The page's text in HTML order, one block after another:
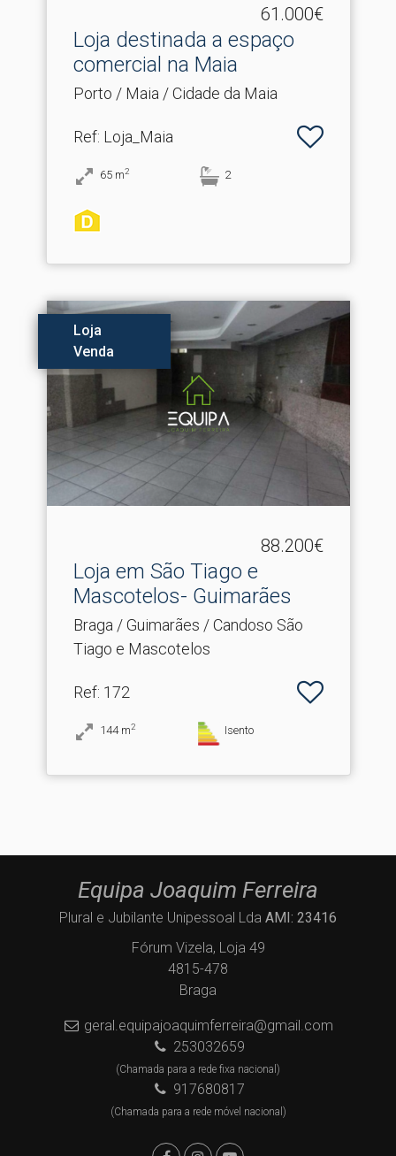
61.000€
Loja destinada a espaço
comercial na Maia
Porto / Maia / Cidade da Maia
Ref: Loja_Maia
65 m2 2
Loja
Venda
88.200€
Loja em São Tiago e
Mascotelos- Guimarães
Braga / Guimarães / Candoso São
Tiago e Mascotelos
Ref: 172
144 m2 Isento
Equipa Joaquim Ferreira
Plural e Jubilante Unipessoal Lda AMI: 23416
Fórum Vizela, Loja 49
4815-478
Braga
geral.equipajoaquimferreira@gmail.com
253032659
(Chamada para a rede fixa nacional)
917680817
(Chamada para a rede móvel nacional)